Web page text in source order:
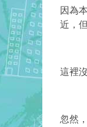
因為
近，
這裡
忽然